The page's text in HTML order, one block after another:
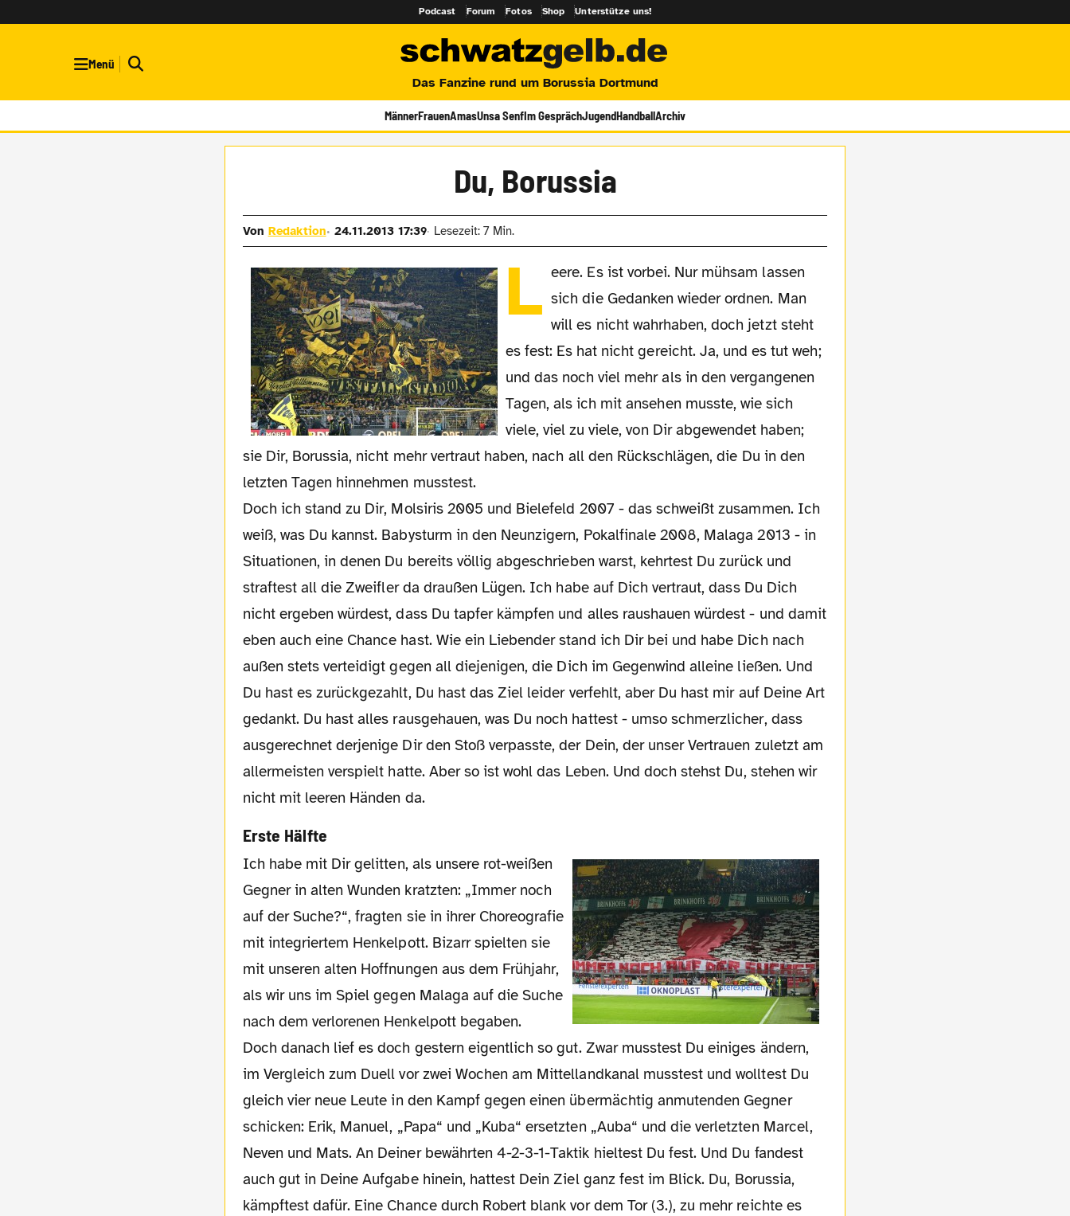
Podcast Forum Fotos Shop Unterstütze uns!
Menü
Das Fanzine rund um Borussia Dortmund
MännerFrauenAmasUnsa SenfIm GesprächJugendHandballArchiv
Du, Borussia
Von Redaktion 24.11.2013 17:39 Lesezeit: 7 Min.
L eere. Es ist vorbei. Nur mühsam lassen
sich die Gedanken wieder ordnen. Man
will es nicht wahrhaben, doch jetzt steht
es fest: Es hat nicht gereicht. Ja, und es tut weh;
und das noch viel mehr als in den vergangenen
Tagen, als ich mit ansehen musste, wie sich
viele, viel zu viele, von Dir abgewendet haben;
sie Dir, Borussia, nicht mehr vertraut haben, nach all den Rückschlägen, die Du in den
letzten Tagen hinnehmen musstest.
Doch ich stand zu Dir, Molsiris 2005 und Bielefeld 2007 - das schweißt zusammen. Ich
weiß, was Du kannst. Babysturm in den Neunzigern, Pokalfinale 2008, Malaga 2013 - in
Situationen, in denen Du bereits völlig abgeschrieben warst, kehrtest Du zurück und
straftest all die Zweifler da draußen Lügen. Ich habe auf Dich vertraut, dass Du Dich
nicht ergeben würdest, dass Du tapfer kämpfen und alles raushauen würdest - und damit
eben auch eine Chance hast. Wie ein Liebender stand ich Dir bei und habe Dich nach
außen stets verteidigt gegen all diejenigen, die Dich im Gegenwind alleine ließen. Und
Du hast es zurückgezahlt, Du hast das Ziel leider verfehlt, aber Du hast mir auf Deine Art
gedankt. Du hast alles rausgehauen, was Du noch hattest - umso schmerzlicher, dass
ausgerechnet derjenige Dir den Stoß verpasste, der Dein, der unser Vertrauen zuletzt am
allermeisten verspielt hatte. Aber so ist wohl das Leben. Und doch stehst Du, stehen wir
nicht mit leeren Händen da.
Erste Hälfte
Ich habe mit Dir gelitten, als unsere rot-weißen
Gegner in alten Wunden kratzten: „Immer noch
auf der Suche?“, fragten sie in ihrer Choreografie
mit integriertem Henkelpott. Bizarr spielten sie
mit unseren alten Hoffnungen aus dem Frühjahr,
als wir uns im Spiel gegen Malaga auf die Suche
nach dem verlorenen Henkelpott begaben.
Doch danach lief es doch gestern eigentlich so gut. Zwar musstest Du einiges ändern,
im Vergleich zum Duell vor zwei Wochen am Mittellandkanal musstest und wolltest Du
gleich vier neue Leute in den Kampf gegen einen übermächtig anmutenden Gegner
schicken: Erik, Manuel, „Papa“ und „Kuba“ ersetzten „Auba“ und die verletzten Marcel,
Neven und Mats. An Deiner bewährten 4-2-3-1-Taktik hieltest Du fest. Und Du fandest
auch gut in Deine Aufgabe hinein, hattest Dein Ziel ganz fest im Blick. Du, Borussia,
kämpftest dafür. Eine Chance durch Robert blank vor dem Tor (3.), zu mehr reichte es